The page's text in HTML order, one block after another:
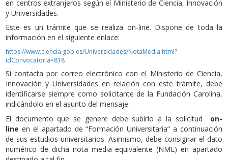
en centros extranjeros según el Ministerio de Ciencia, Innovación
y Universidades.
Este es un trámite que se realiza on-line. Dispone de toda la
información en el siguiente enlace:
https://www.ciencia.gob.es/Universidades/NotaMedia.html?
idConvocatoria=818
Si contacta por correo electrónico con el Ministerio de Ciencia,
Innovación y Universidades en relación con este trámite, debe
identificarse siempre como solicitante de la Fundación Carolina,
indicándolo en el asunto del mensaje.
El documento que se genere debe subirlo a la solicitud on-
line en el apartado de “Formación Universitaria” a continuación
de sus estudios universitarios. Asimismo, debe consignar el dato
numérico de dicha nota media equivalente (NME) en apartado